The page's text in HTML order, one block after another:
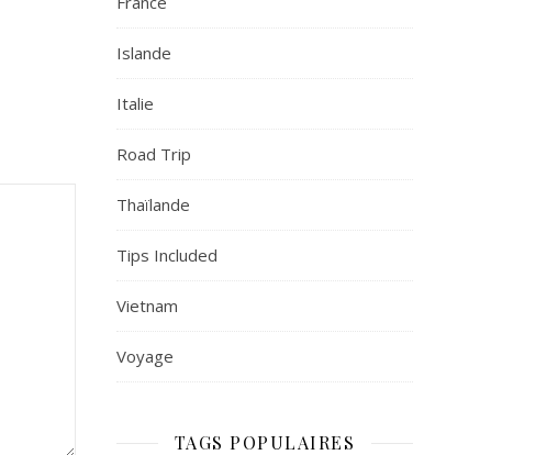
Islande
Italie
Road Trip
Thaïlande
Tips Included
Vietnam
Voyage
TAGS POPULAIRES